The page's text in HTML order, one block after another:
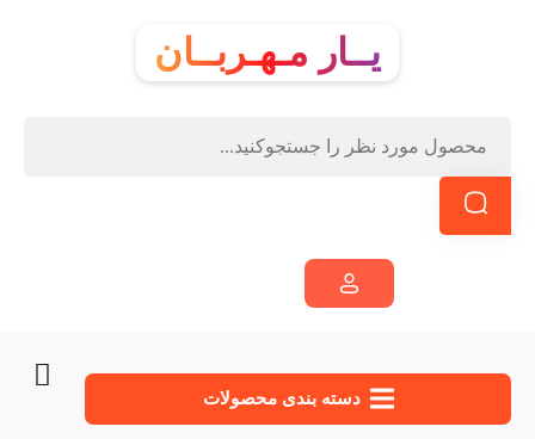
یــار مـهـربــان
دسته‌ بندی محصولات